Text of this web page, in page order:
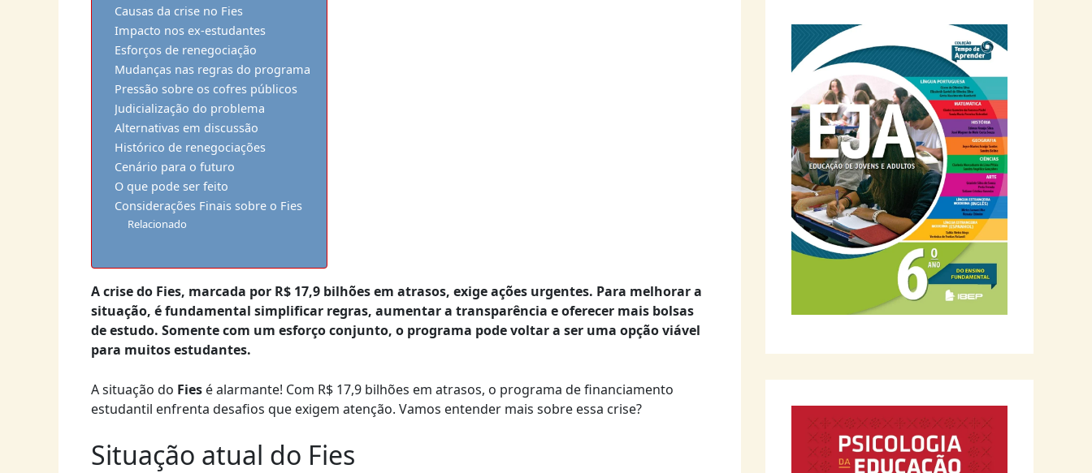
Causas da crise no Fies
Impacto nos ex-estudantes
Esforços de renegociação
Mudanças nas regras do programa
Pressão sobre os cofres públicos
Judicialização do problema
Alternativas em discussão
Histórico de renegociações
Cenário para o futuro
O que pode ser feito
Considerações Finais sobre o Fies
Relacionado
A crise do Fies, marcada por R$ 17,9 bilhões em atrasos, exige ações urgentes. Para melhorar a
situação, é fundamental simplificar regras, aumentar a transparência e oferecer mais bolsas
de estudo. Somente com um esforço conjunto, o programa pode voltar a ser uma opção viável
para muitos estudantes.
A situação do Fies é alarmante! Com R$ 17,9 bilhões em atrasos, o programa de financiamento
estudantil enfrenta desafios que exigem atenção. Vamos entender mais sobre essa crise?
Situação atual do Fies